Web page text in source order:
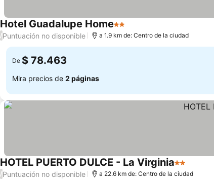
Hotel Guadalupe Home2 Estrellas
/Puntuación no disponible a 1.9 km de: Centro de la ciudad
De $ 78.463
Mira precios de 2 páginas
HOTEL PUERTO DULCE - La Virginia2 Estrellas
/Puntuación no disponible a 22.6 km de: Centro de la ciudad